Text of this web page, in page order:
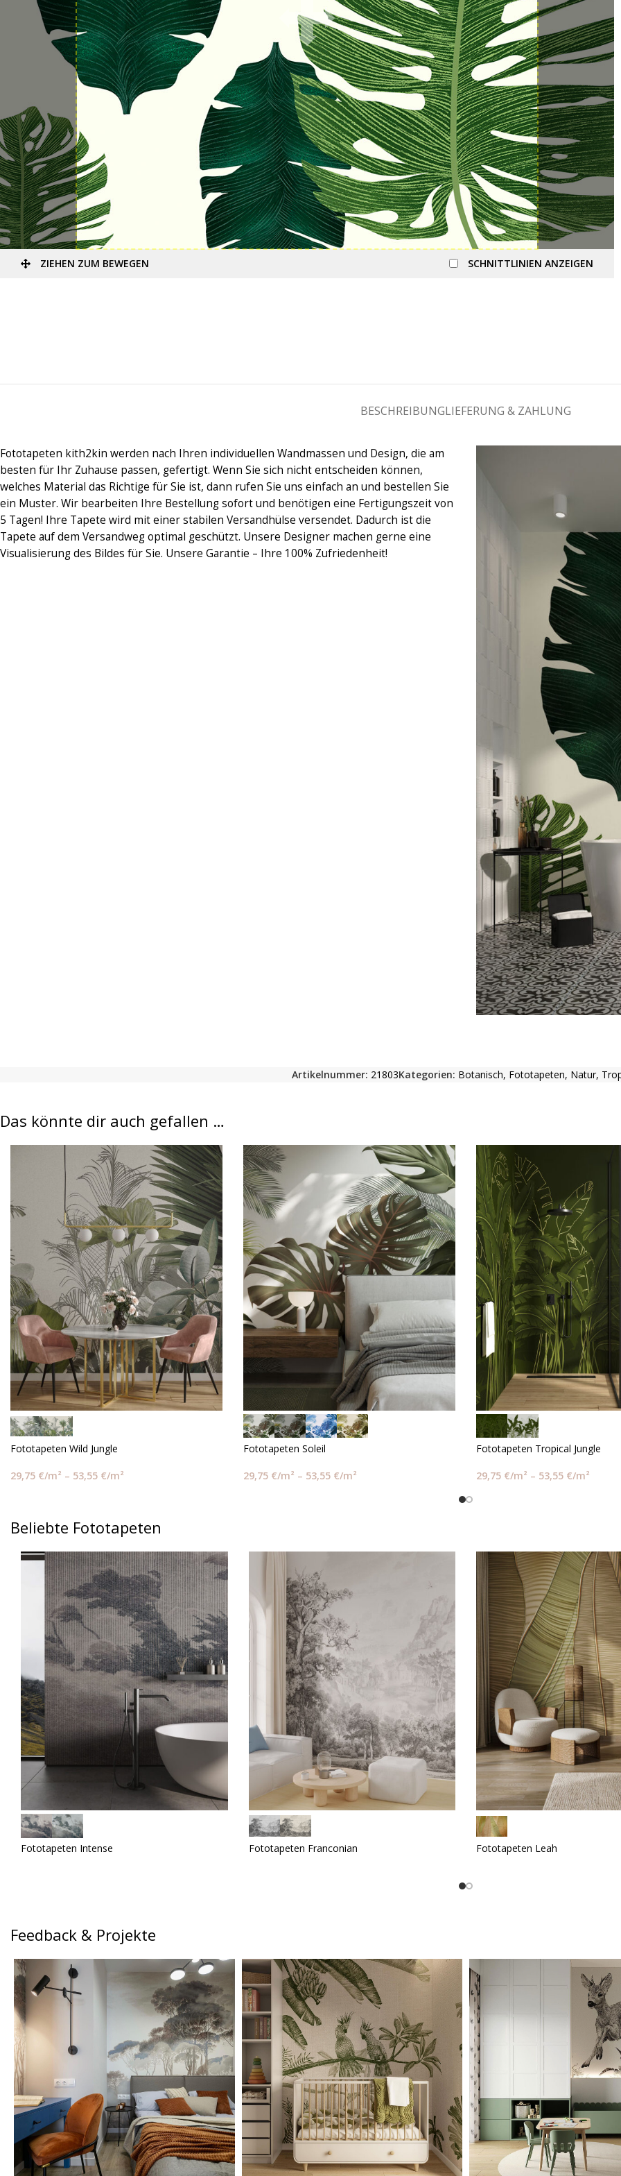
ZIEHEN ZUM BEWEGEN SCHNITTLINIEN ANZEIGEN
BESCHREIBUNGLIEFERUNG & ZAHLUNG
Fototapeten kith2kin werden nach Ihren individuellen Wandmassen und Design, die am
besten für Ihr Zuhause passen, gefertigt. Wenn Sie sich nicht entscheiden können,
welches Material das Richtige für Sie ist, dann rufen Sie uns einfach an und bestellen Sie
ein Muster. Wir bearbeiten Ihre Bestellung sofort und benötigen eine Fertigungszeit von
5 Tagen! Ihre Tapete wird mit einer stabilen Versandhülse versendet. Dadurch ist die
Tapete auf dem Versandweg optimal geschützt. Unsere Designer machen gerne eine
Visualisierung des Bildes für Sie. Unsere Garantie – Ihre 100% Zufriedenheit!
Artikelnummer: 21803Kategorien: Botanisch, Fototapeten, Natur,
Das könnte dir auch gefallen …
Fototapeten Wild Jungle
29,75 €/m² – 53,55 €/m²
Fototapeten Soleil
29,75 €/m² – 53,55 €/m²
Fototapeten Tropical Jungle
29,75 €/m² – 53,55 €/m²
Beliebte Fototapeten
Fototapeten Intense Fototapeten Franconian Fototapeten Leah
Feedback & Projekte